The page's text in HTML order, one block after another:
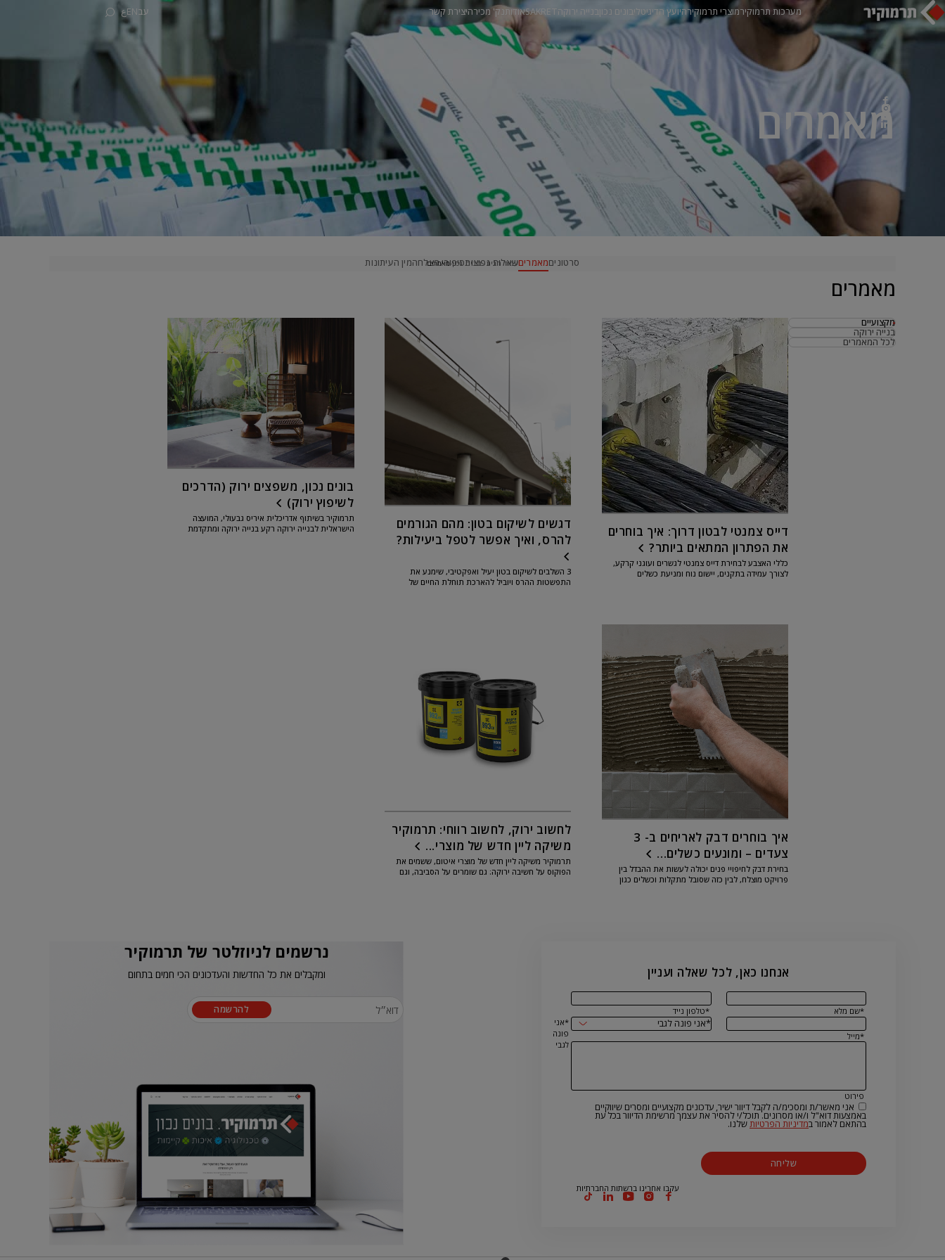
מערכות תרמוקירמוצרי תרמוקירהיועץ הדיגיטליבונים נכוןבנייה ירוקהSAKRETאודותנק' מכירהיצירת קשר עבENع
מאמרים
סרטוניםמאמריםשאלות נפוצותסיפורי הצלחהמין העיתונות עמוד הבית בונים נכון מאמרים
מאמרים
מקצועיים
בנייה ירוקה
לכל המאמרים
דייס צמנטי לבטון דרוך: איך בוחרים
את הפתרון המתאים ביותר?
כללי האצבע לבחירת דייס צמנטי לגשרים ועוגני קרקע,
לצורך עמידה בתקנים, יישום נוח ומניעת כשלים
דגשים לשיקום בטון: מהם הגורמים
להרס, ואיך אפשר לטפל ביעילות?
3 השלבים לשיקום בטון יעיל ואפקטיבי, שימנע את
התפשטות ההרס ויוביל להארכת תוחלת החיים של
בונים נכון, משפצים ירוק (הדרכים
לשיפוץ ירוק)
תרמוקיר בשיתוף אדריכלית איריס גבעולי, המועצה
הישראלית לבנייה ירוקה רקע בנייה ירוקה ומתקדמת
איך בוחרים דבק לאריחים ב- 3
צעדים – ומונעים כשלים...
בחירת דבק לחיפויי פנים יכולה לעשות את ההבדל בין
פרויקט מוצלח, לבין כזה שסובל מתקלות וכשלים כגון
לחשוב ירוק, לחשוב רווחי: תרמוקיר
משיקה ליין חדש של מוצרי...
תרמוקיר משיקה ליין חדש של מוצרי איטום, ששמים את
הפוקוס על חשיבה ירוקה: גם שומרים על הסביבה, וגם
אנחנו כאן, לכל שאלה ועניין
*שם מלא *טלפון נייד
*מייל
*אני
פונה
לגבי
פירוט
אני מאשר/ת ומסכימ/ה לקבל דיוור ישיר, עדכונים מקצועיים ומסרים שיווקיים
באמצעות דוא"ל ו/או מסרונים. תוכל/י להסיר את עצמך מרשימת הדיוור בכל עת
בהתאם לאמור במדיניות הפרטיותשלנו.
שליחה
עקבו אחרינו ברשתות החברתיות
נרשמים לניוזלטר של תרמוקיר
ומקבלים את כל החדשות והעדכונים הכי חמים בתחום
להרשמה